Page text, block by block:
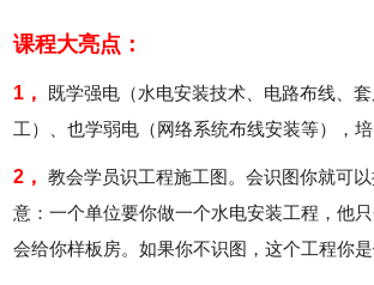
课程大亮点：
1，
既学强电（水电安装技术、电路布线、
工）、也学弱电（网络系统布线安装等），培
2， 教会学员识工程施工图。会识图你就可
意：一个单位要你做一个水电安装工程，他
会给你样板房。如果你不识图，这个工程你是